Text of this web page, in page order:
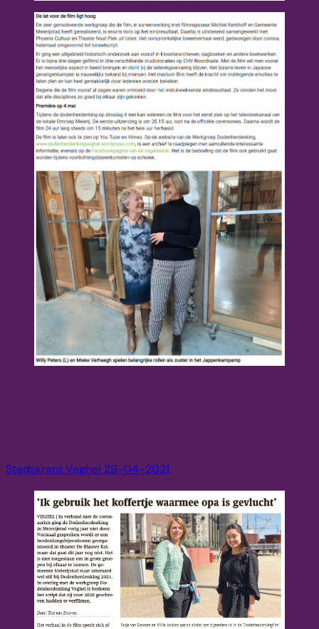
Stadskrant Veghel 29-04-2021